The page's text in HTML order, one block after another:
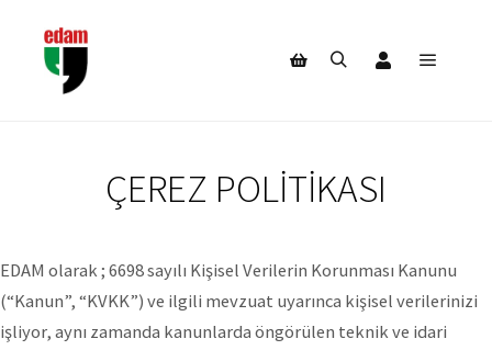
Hesabım
ÇEREZ POLITIKASI
EDAM olarak ; 6698 sayılı Kişisel Verilerin Korunması Kanunu
(“Kanun”, “KVKK”) ve ilgili mevzuat uyarınca kişisel verilerinizi
işliyor, aynı zamanda kanunlarda öngörülen teknik ve idari